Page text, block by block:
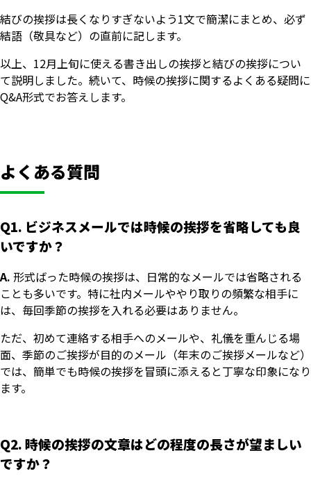
結びの挨拶は長くなりすぎないよう1文で簡潔にまとめ、必ず
結語（敬具など）の直前に記します。
以上、12月上旬に使える書き出しの挨拶と結びの挨拶につい
て説明しました。続いて、時候の挨拶に関するよくある疑問に
Q&A形式でお答えします。
よくある質問
Q1. ビジネスメールでは時候の挨拶を省略しても良
いですか？
A. 形式ばった時候の挨拶は、日常的なメールでは省略される
ことも多いです。特に社内メールややり取りの頻繁な相手に
は、毎回季節の挨拶を入れる必要はありません。
ただ、初めて連絡する相手へのメールや、礼儀を重んじる場
面、季節のご挨拶が目的のメール（年末のご挨拶メールなど）
では、簡単でも時候の挨拶を冒頭に添えると丁寧な印象になり
ます。
Q2. 時候の挨拶の文章はどの程度の長さが望ましい
ですか？